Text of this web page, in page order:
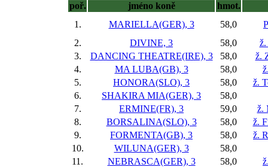
poř. jméno koně
hmot.
1.
MARIELLA(GER), 3 58,0
2.
DIVINE, 3 58,0
ž.
3.
DANCING THEATRE(IRE), 3 58,0
ž.
4.
MA LUBA(GB), 3 58,0
5.
HONORA(SLO), 3 58,0
ž.
6.
SHAKIRA MIA(GER), 3
58,0
7.
ERMINE(FR), 3 59,0
ž.
8.
BORSALINA(SLO), 3 58,0
ž.
9.
FORMENTA(GB), 3 58,0
ž.
10.
WILUNA(GER), 3
58,0
11.
NEBRASCA(GER), 3 58,0